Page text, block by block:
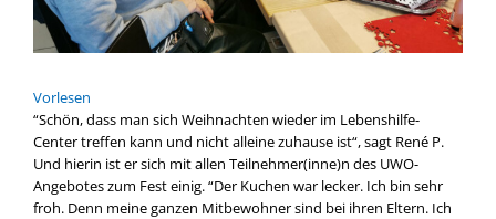
Vor­le­sen
“Schön, dass man sich Weih­nach­ten wie­der im Lebenshilfe-
Center tref­fen kann und nicht allei­ne zuhau­se ist“, sagt René P.
Und hier­in ist er sich mit allen Teilnehmer(inne)n des UWO-
Angebotes zum Fest einig. “Der Kuchen war lecker. Ich bin sehr
froh. Denn mei­ne gan­zen Mit­be­woh­ner sind bei ihren Eltern. Ich